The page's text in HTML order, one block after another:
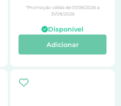
*Promoção válida de 01/08/2026 a
31/08/2026
Disponível
Adicionar